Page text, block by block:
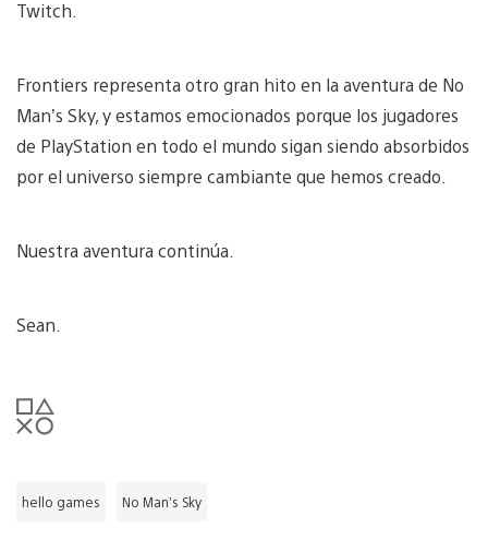
Twitch.
Frontiers representa otro gran hito en la aventura de No
Man’s Sky, y estamos emocionados porque los jugadores
de PlayStation en todo el mundo sigan siendo absorbidos
por el universo siempre cambiante que hemos creado.
Nuestra aventura continúa.
Sean.
hello games No Man’s Sky